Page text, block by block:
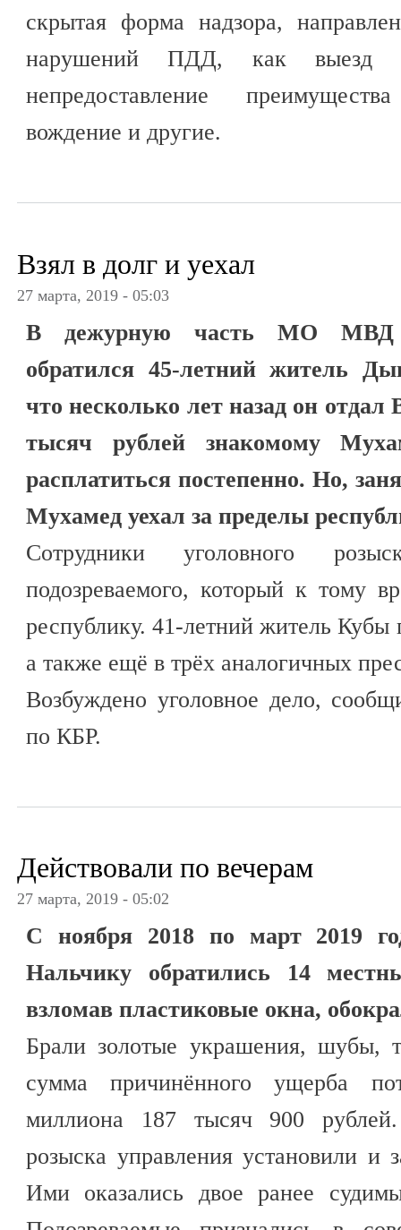
скрытая форма надзора,
нарушений ПДД, как выезд
непредоставление
вождение и другие.
Взял в долг и уехал
27 марта, 2019 - 05:03
В дежурную часть МО МВД
обратился 45-летний житель
что несколько лет назад он
тысяч рублей знакомому
расплатиться постепенно. Но,
Мухамед уехал за пределы
Сотрудники уголовного
подозреваемого, который к тому
республику. 41-летний житель Кубы
а также ещё в трёх аналогичных
Возбуждено уголовное дело,
по КБР.
Действовали по вечерам
27 марта, 2019 - 05:02
С ноября 2018 по март 2019
Нальчику обратились 14
взломав пластиковые окна,
Брали золотые украшения, шубы,
сумма причинённого ущерба
миллиона 187 тысяч 900 рублей.
розыска управления установили и
Ими оказались двое ранее